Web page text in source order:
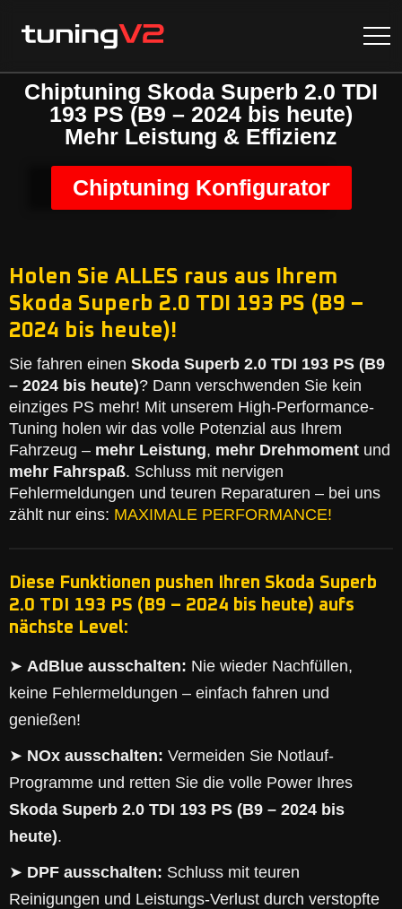
Chiptuning Skoda Superb 2.0 TDI
193 PS (B9 – 2024 bis heute)
Mehr Leistung & Effizienz
Chiptuning Konfigurator
Holen Sie ALLES raus aus Ihrem
Skoda Superb 2.0 TDI 193 PS (B9 –
2024 bis heute)!
Sie fahren einen Skoda Superb 2.0 TDI 193 PS (B9
– 2024 bis heute)? Dann verschwenden Sie kein
einziges PS mehr! Mit unserem High-Performance-
Tuning holen wir das volle Potenzial aus Ihrem
Fahrzeug – mehr Leistung, mehr Drehmoment und
mehr Fahrspaß. Schluss mit nervigen
Fehlermeldungen und teuren Reparaturen – bei uns
zählt nur eins: MAXIMALE PERFORMANCE!
Diese Funktionen pushen Ihren Skoda Superb
2.0 TDI 193 PS (B9 – 2024 bis heute) aufs
nächste Level:
➤ AdBlue ausschalten: Nie wieder Nachfüllen,
keine Fehlermeldungen – einfach fahren und
genießen!
➤ NOx ausschalten: Vermeiden Sie Notlauf-
Programme und retten Sie die volle Power Ihres
Skoda Superb 2.0 TDI 193 PS (B9 – 2024 bis
heute).
➤ DPF ausschalten: Schluss mit teuren
Reinigungen und Leistungs-Verlust durch verstopfte